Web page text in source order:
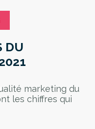
DU
marketing du
les chiffres qui